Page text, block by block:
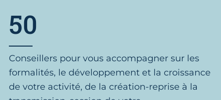
50
Conseillers pour vous accompagner sur les
formalités, le développement et la croissance
de votre activité, de la création-reprise à la